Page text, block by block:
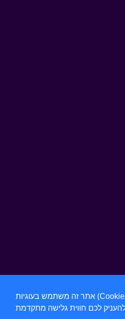
אתר זה משתמש בעוגיות (Cookies) על מנת